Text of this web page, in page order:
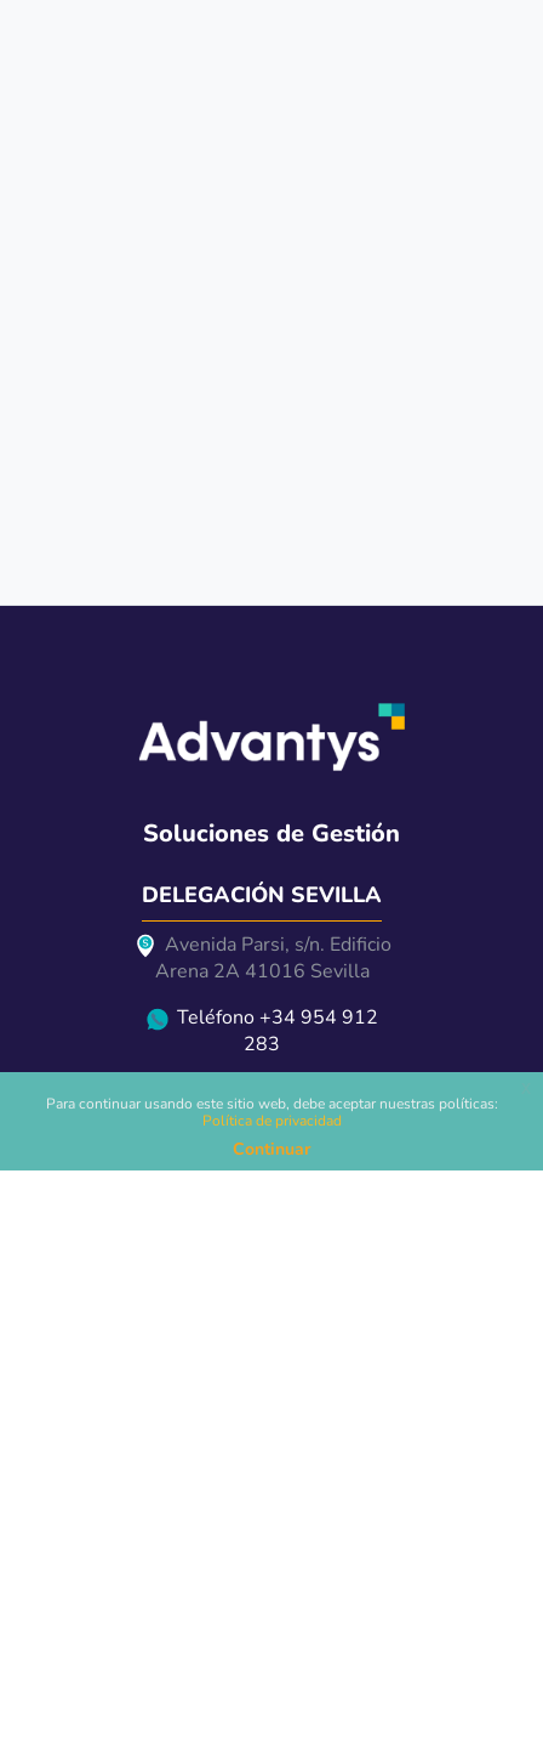
Soluciones de Gestión
DELEGACIÓN SEVILLA
Avenida Parsi, s/n. Edificio
Arena 2A 41016 Sevilla
Teléfono +34 954 912
283
DELEGACIÓN GRANADA
Paseo de Jardín de la
Para continuar usando este sitio web, debe aceptar nuestras políticas:
Política de privacidad
Continuar